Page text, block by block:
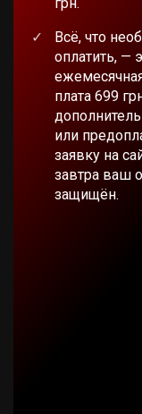
Всё, что
оплатить, —
плата 699
или
заявку на
завтра ваш
защищён.